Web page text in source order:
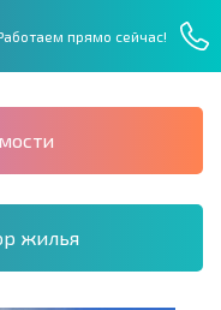
прямо сейчас!
жилья